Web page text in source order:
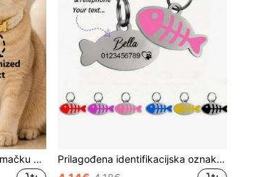
Personalizirana ogrlica za mačku protiv gubitka, prilagodljiva s imenom vaše mačke, lasersko graviranje imena/broja telefona, mekana tkanina, s alarmnim zvoncem i protukliznom kopčom, sprječava da se vaša mačka izgubi tijekom svakodnevnih izlaska, odgovarajući set za šetnju Prilagođena identifikacijska oznaka za kućne ljubimce za mačke i pse, personalizirana metalna ogrlica u obliku ribe s imenom i brojem telefona, crtani uzorak, zaštita od gubitka, lako čitljiva identifikacijska oznaka za kućne ljubimce